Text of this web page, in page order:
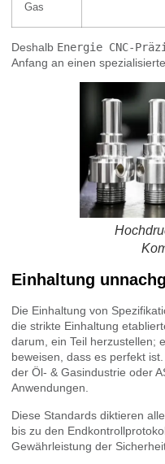
Gas
Deshalb Energie CNC-
Anfang an einen
Einhaltung
Die Einhaltung von
die strikte Einhaltung
darum, ein Teil herzustellen;
beweisen, dass es perfekt
der Öl- & Gasindustrie oder
Anwendungen.
Diese Standards diktieren
bis zu den
Gewährleistung der